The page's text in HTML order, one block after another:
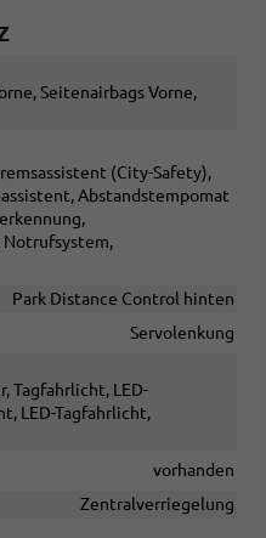
Seitenairbags Vorne,
(City-Safety),
Abstandstempomat
Notrufsystem,
Park Distance Control hinten
Servolenkung
Tagfahrlicht, LED-
LED-Tagfahrlicht,
vorhanden
Zentralverriegelung